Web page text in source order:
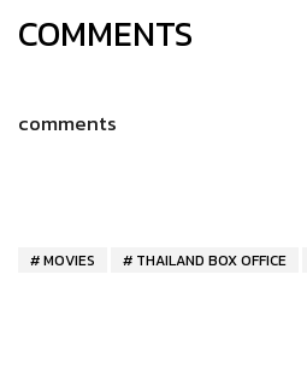
COMMENTS
comments
MOVIES THAILAND BOX OFFICE